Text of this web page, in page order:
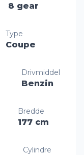
8 gear
Type
Coupe
Drivmiddel
Benzin
Bredde
177 cm
Cylindre